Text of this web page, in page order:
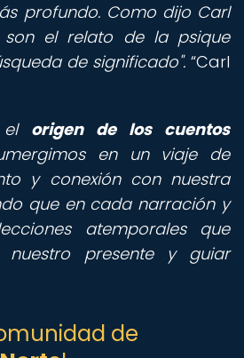
profundo. Como dijo Carl
son el relato de la psique
de significado". Carl
origen de los cuentos
en un viaje de
y conexión con nuestra
que en cada narración y
atemporales que
nuestro presente y guiar
de